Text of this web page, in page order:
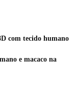
com tecido humano
e macaco na